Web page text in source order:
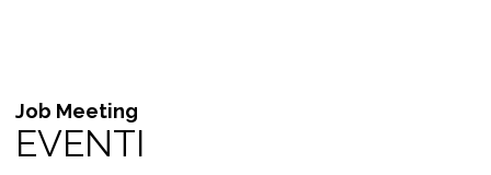
Job Meeting
EVENTI